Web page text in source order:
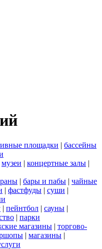
площадки | бассейны
музеи | концертные залы |
| бары и пабы | чайные
| фастфуды | суши |
| пейнтбол | сауны |
| парки
магазины | торгово-
| магазины |